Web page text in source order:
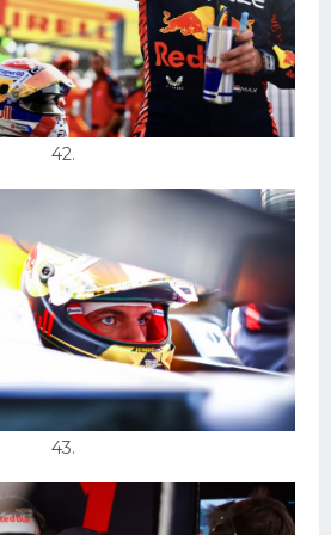
42.
43.